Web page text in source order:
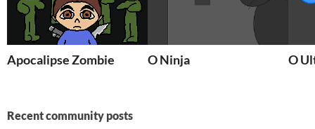
Apocalipse Zombie O Ninja O
Recent community posts